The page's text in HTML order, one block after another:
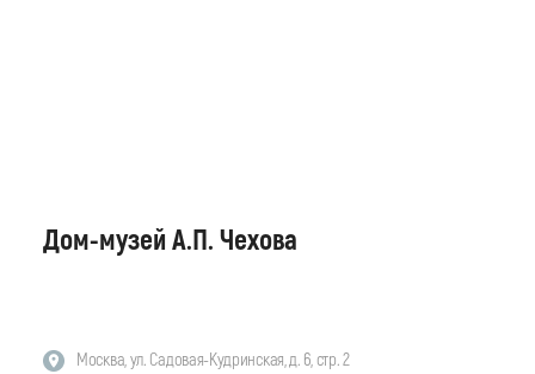
Дом-музей А.П. Чехова
Москва, ул. Садовая-Кудринская, д. 6, стр. 2